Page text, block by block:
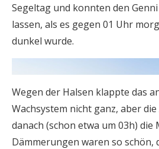
Segeltag und konnten den
lassen, als es gegen 01 Uhr
dunkel wurde.
Wegen der Halsen klappte das
Wachsystem nicht ganz, aber
danach (schon etwa um 03h) die
Dämmerungen waren so schön,